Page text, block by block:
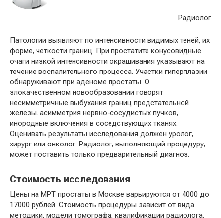
Радиолог
Патологии выявляют по интенсивности видимых теней, их
форме, четкости границ. При простатите конусовидные
очаги низкой интенсивности окрашивания указывают на
течение воспалительного процесса. Участки гиперплазии
обнаруживают при аденоме простаты. О
злокачественном новообразовании говорят
несимметричные выбухания границ предстательной
железы, асимметрия нервно-сосудистых пучков,
инородные включения в соседствующих тканях.
Оценивать результаты исследования должен уролог,
хирург или онколог. Радиолог, выполняющий процедуру,
может поставить только предварительный диагноз.
Стоимость исследования
Цены на МРТ простаты в Москве варьируются от 4000 до
17000 рублей. Стоимость процедуры зависит от вида
методики, модели томографа, квалификации радиолога.